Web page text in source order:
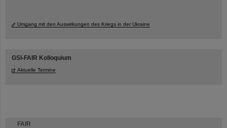
FAIR
Umgang mit den Auswirkungen des Kriegs in der Ukraine
GSI-FAIR Kolloquium
Aktuelle Termine